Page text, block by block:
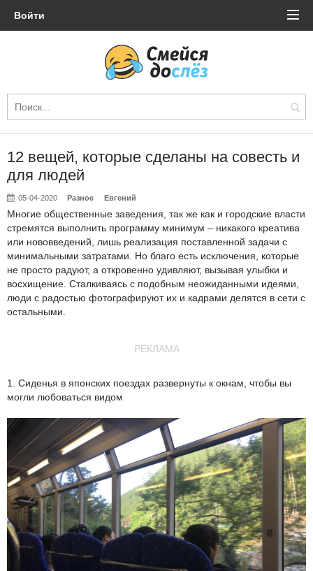
Войти
12 вещей, которые сделаны на совесть и
для людей
05-04-2020 Разное Евгений
Многие общественные заведения, так же как и городские власти
стремятся выполнить программу минимум – никакого креатива
или нововведений, лишь реализация поставленной задачи с
минимальными затратами. Но благо есть исключения, которые
не просто радуют, а откровенно удивляют, вызывая улыбки и
восхищение. Сталкиваясь с подобным неожиданными идеями,
люди с радостью фотографируют их и кадрами делятся в сети с
остальными.
РЕКЛАМА
1. Сиденья в японских поездах развернуты к окнам, чтобы вы
могли любоваться видом